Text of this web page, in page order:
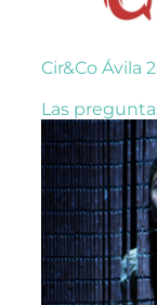
Cir&Co Ávila
Las